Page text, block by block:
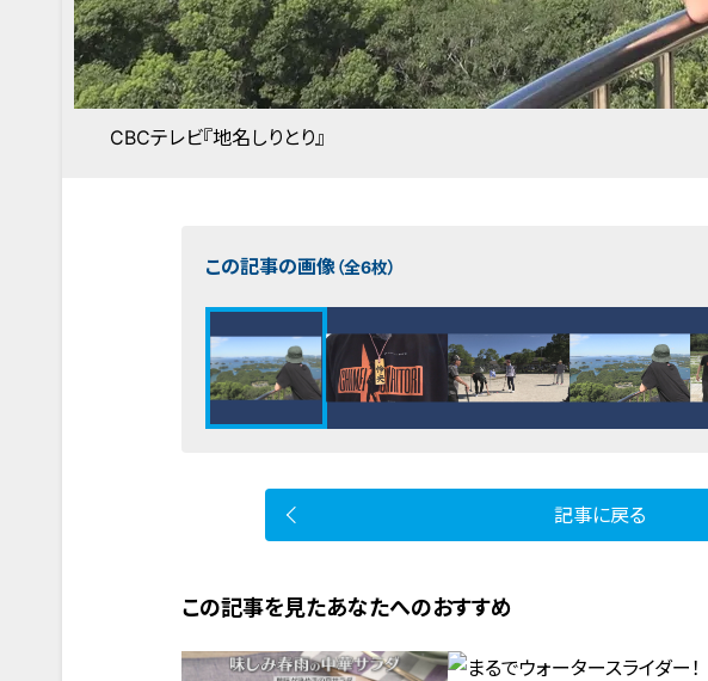
CBCテレビ『地名しりとり』
この記事の画像（全6枚）
記事に戻る
この記事を見たあなたへのおすすめ